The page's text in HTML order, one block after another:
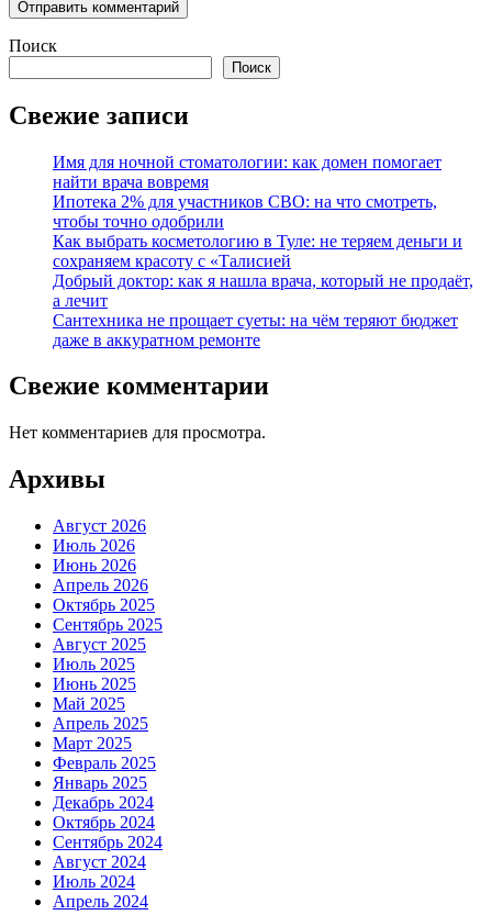
Поиск
Поиск
Свежие записи
Имя для ночной стоматологии: как домен помогает
найти врача вовремя
Ипотека 2% для участников СВО: на что смотреть,
чтобы точно одобрили
Как выбрать косметологию в Туле: не теряем деньги и
сохраняем красоту с «Талисией
Добрый доктор: как я нашла врача, который не продаёт,
а лечит
Сантехника не прощает суеты: на чём теряют бюджет
даже в аккуратном ремонте
Свежие комментарии
Нет комментариев для просмотра.
Архивы
Август 2026
Июль 2026
Июнь 2026
Апрель 2026
Октябрь 2025
Сентябрь 2025
Август 2025
Июль 2025
Июнь 2025
Май 2025
Апрель 2025
Март 2025
Февраль 2025
Январь 2025
Декабрь 2024
Октябрь 2024
Сентябрь 2024
Август 2024
Июль 2024
Апрель 2024